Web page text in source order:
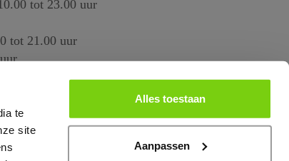
te
site
Alles toestaan
Aanpassen
tot 23.00 uur
tot 21.00 uur